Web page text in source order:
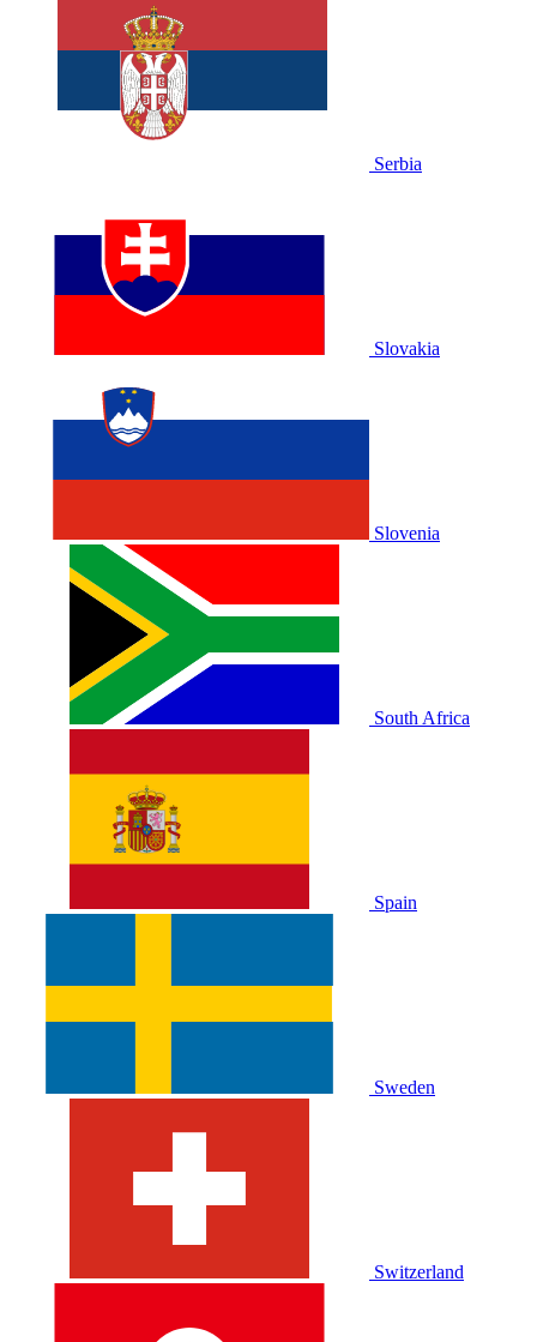
Serbia
Slovakia
Slovenia
South Africa
Spain
Sweden
Switzerland